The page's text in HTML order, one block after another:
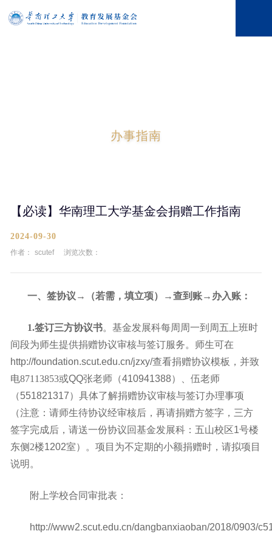
办事指南
【必读】华南理工大学基金会捐赠工作指南
2024-09-30
作者： scutef 浏览次数：
一、签协议→（若需，填立项）→查到账→办入账：
1.签订三方协议书。基金发展科每周周一到周五上班时
间段为师生提供捐赠协议审核与签订服务。师生可在
http://foundation.scut.edu.cn/jzxy/查看捐赠协议模板，并致
电87113853或QQ张老师（410941388）、伍老师
（551821317）具体了解捐赠协议审核与签订办理事项
（注意：请师生待协议经审核后，再请捐赠方签字，三方
签字完成后，请送一份协议回基金发展科：五山校区1号楼
东侧2楼1202室）。项目为不定期的小额捐赠时，请拟项目
说明。
附上学校合同审批表：
http://www2.scut.edu.cn/dangbanxiaoban/2018/0903/